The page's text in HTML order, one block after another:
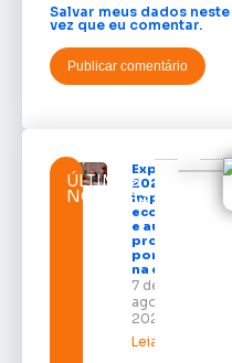
Salvar meus dados
vez que eu comentar.
ÚLTIMAS
NOTÍCIAS
Expofeira
2026
impulsiona
economia
e aumenta
procura
por hotéis
na capital
7 de
agosto de
2026
Leia mais »